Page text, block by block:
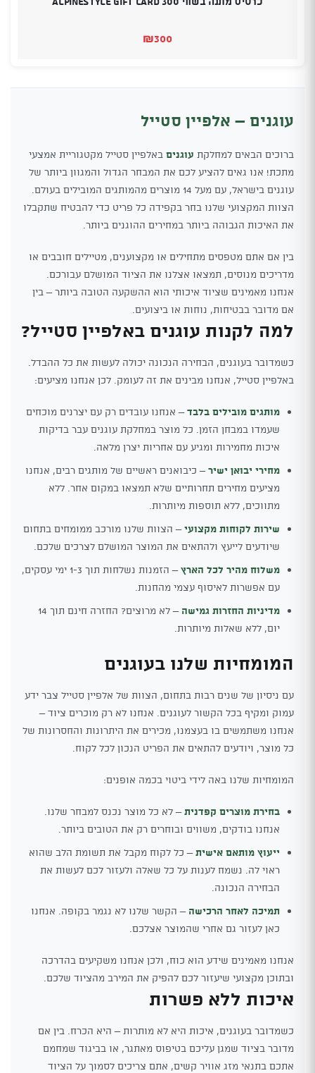
₪300
עוגנים – אלפיין סטייל
ברוכים הבאים למחלקת עוגנים באלפיין סטייל מקטגוריית אמצעי
מתכת! אנו גאים להציע לכם את המבחר הגדול והמגוון ביותר של
עוגנים בישראל, עם מעל 14 מוצרים מהמותגים המובילים בעולם.
הצוות המקצועי שלנו בחר בקפידה כל פריט כדי להבטיח שתקבלו
את האיכות הגבוהה ביותר במחירים ההוגנים ביותר.
בין אם אתם מטפסים מתחילים או מקצוענים, מטיילים חובבים או
מדריכים מנוסים, תמצאו אצלנו את הציוד המושלם עבורכם.
אנחנו מאמינים שציוד איכותי הוא ההשקעה הטובה ביותר – בין
אם מדובר בבטיחות, נוחות או ביצועים.
למה לקנות עוגנים באלפיין סטייל?
כשמדובר בעוגנים, הבחירה הנכונה יכולה לעשות את כל ההבדל.
באלפיין סטייל, אנחנו מבינים את זה לעומק. לכן אנחנו מציעים:
מותגים מובילים בלבד– אנחנו עובדים רק עם יצרנים מוכחים
שעמדו במבחן הזמן. כל מוצר במחלקת עוגנים עבר בדיקות
איכות מחמירות ומגיע עם אחריות יצרן מלאה.
מחירי יבואן ישיר– כיבואנים ראשיים של מותגים רבים, אנחנו
מציעים מחירים תחרותיים שלא תמצאו במקום אחר. ללא
מתווכים, ללא תוספות מיותרות.
שירות לקוחות מקצועי– הצוות שלנו מורכב ממומחים בתחום
שיודעים לייעץ ולהתאים את המוצר המושלם לצרכים שלכם.
משלוח מהיר לכל הארץ
– הזמנות נשלחות תוך 1-3 ימי עסקים,
עם אפשרות לאיסוף עצמי מהחנות.
מדיניות החזרות גמישה
– לא מרוצים? החזרה חינם תוך 14
יום, ללא שאלות מיותרות.
המומחיות שלנו בעוגנים
עם ניסיון של שנים רבות בתחום, הצוות של אלפיין סטייל צבר ידע
עמוק ומקיף בכל הקשור לעוגנים. אנחנו לא רק מוכרים ציוד –
אנחנו משתמשים בו בעצמנו, מכירים את היתרונות והחסרונות של
כל מוצר, ויודעים להתאים את הפריט הנכון לכל לקוח.
המומחיות שלנו באה לידי ביטוי בכמה אופנים:
בחירת מוצרים קפדנית– לא כל מוצר נכנס למבחר שלנו.
אנחנו בודקים, משווים ובוחרים רק את הטובים ביותר.
ייעוץ מותאם אישית– כל לקוח מקבל את תשומת הלב שהוא
ראוי לה. נשמח לענות על כל שאלה ולעזור לכם לעשות את
הבחירה הנכונה.
תמיכה לאחר הרכישה – הקשר שלנו לא נגמר בקופה. אנחנו
כאן לעזור גם אחרי שהמוצר אצלכם.
אנחנו מאמינים שידע הוא כוח, ולכן אנחנו משקיעים בהדרכה
ובתוכן מקצועי שיעזור לכם להפיק את המירב מהציוד שלכם.
איכות ללא פשרות
כשמדובר בעוגנים, איכות היא לא מותרות – היא הכרח. בין אם
מדובר בציוד שמגן עליכם בטיפוס מאתגר, או בביגוד שמחמם
אתכם בתנאי מזג אוויר קשים, אתם צריכים לסמוך על הציוד